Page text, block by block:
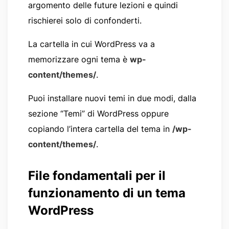
argomento delle future lezioni e quindi
rischierei solo di confonderti.
La cartella in cui WordPress va a
memorizzare ogni tema è wp-
content/themes/.
Puoi installare nuovi temi in due modi, dalla
sezione “Temi” di WordPress oppure
copiando l’intera cartella del tema in /wp-
content/themes/.
File fondamentali per il
funzionamento di un tema
WordPress